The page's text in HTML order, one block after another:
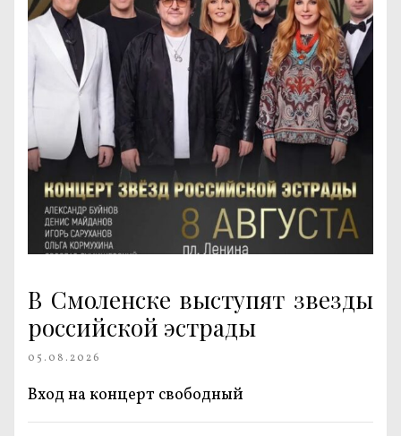
В Смоленске выступят звезды
российской эстрады
05.08.2026
Вход на концерт свободный